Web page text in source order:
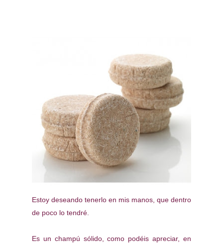
Estoy deseando tenerlo en mis manos, que dentro
de poco lo tendré.
Es un champú sólido, como podéis apreciar, en